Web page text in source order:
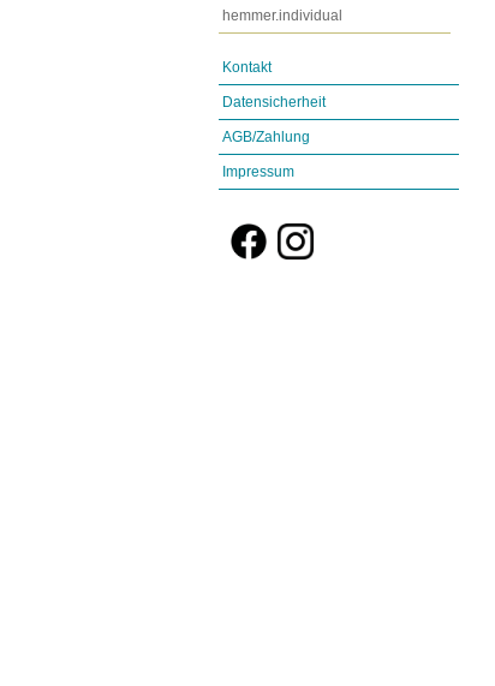
hemmer.individual
Kontakt
Datensicherheit
AGB/Zahlung
Impressum